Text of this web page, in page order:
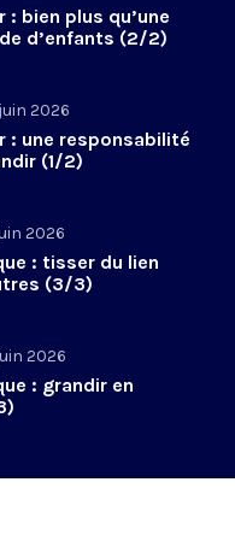
bien plus qu’une
d’enfants (2/2)
2026
: une responsabilité
(1/2)
2026
: tisser du lien
(3/3)
2026
: grandir en